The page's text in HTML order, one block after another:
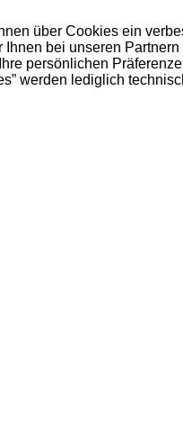
über Cookies ein
bei unseren
persönlichen
werden lediglich